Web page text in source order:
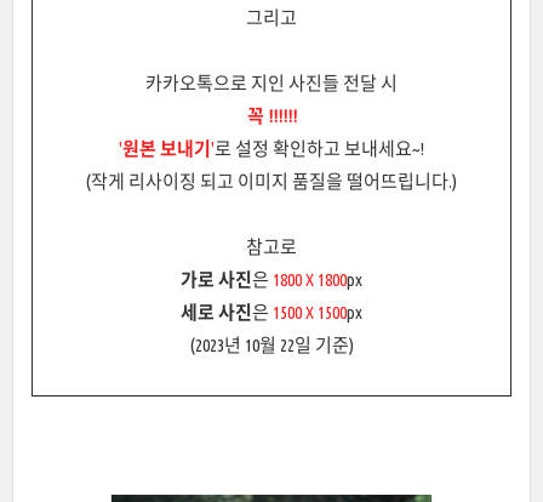
그리고
카카오톡으로 지인 사진들 전달 시
꼭 !!!!!!
'원본 보내기 '로 설정 확인하고 보내세요~!
(작게 리사이징 되고 이미지 품질을 떨어뜨립니다.)
참고로
가로 사진은 1800 X 1800px
세로 사진은 1500 X 1500px
(2023년 10월 22일 기준)